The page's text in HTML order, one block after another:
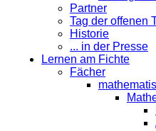
Partner
Tag der offenen
Historie
... in der Presse
Lernen am Fichte
Fächer